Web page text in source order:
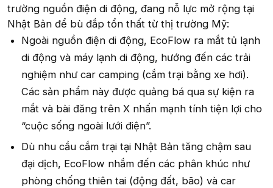
trường nguồn điện di động, đang nỗ lực mở rộng tại
Nhật Bản để bù đắp tổn thất từ thị trường Mỹ:
Ngoài nguồn điện di động, EcoFlow ra mắt tủ lạnh
di động và máy lạnh di động, hướng đến các trải
nghiệm như car camping (cắm trại bằng xe hơi).
Các sản phẩm này được quảng bá qua sự kiện ra
mắt và bài đăng trên X nhấn mạnh tính tiện lợi cho
“cuộc sống ngoài lưới điện”.
Dù nhu cầu cắm trại tại Nhật Bản tăng chậm sau
đại dịch, EcoFlow nhắm đến các phân khúc như
phòng chống thiên tai (động đất, bão) và car